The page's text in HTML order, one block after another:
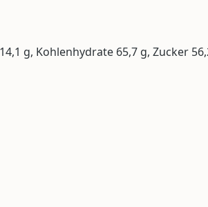
g, Kohlenhydrate 65,7 g, Zucker